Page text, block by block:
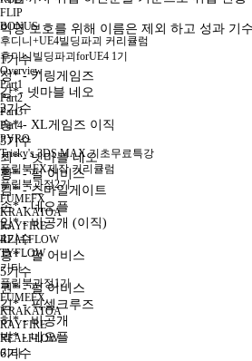
FLIP
BONUS
후디니+UE4빌딩파괴 커리큘럼
후디니빌딩파괴forUE4 1기
Overview
Part1
Part2
Part3
Part4
PYRO
Tricky's 3DS MAX 기초무료특강
플립북FX제작 커리큘럼
플립북과정2기
FUMEFX
KRAKATOA
RAYFIRE
REALFLOW
TYFLOW
기타
플립북과정1기
FUMEFX
KRAKATOA
RAYFIRE
REALFLOW
기타
익명 보호를 위해 이름은 제외 하고 성과 기
1기수
정* - 키링게임즈
강*- 넷마블 네오
2기수
송* - XL게임즈 이직
3기수
최* - 넷마블 네오
황* - 펄 어비스
김* - 스마일게이트
손* - 네오플
임* - 비공개 (이직)
4기수
홍* - 펄 어비스
5기수
권* - 펄 어비스
김* - 픽셀크루즈
허* - 비공개
박* - 네오플
6기수